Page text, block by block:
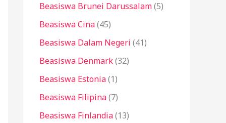
Beasiswa Brunei Darussalam(5)
Beasiswa Cina(45)
Beasiswa Dalam Negeri (41)
Beasiswa Denmark(32)
Beasiswa Estonia(1)
Beasiswa Filipina(7)
Beasiswa Finlandia(13)